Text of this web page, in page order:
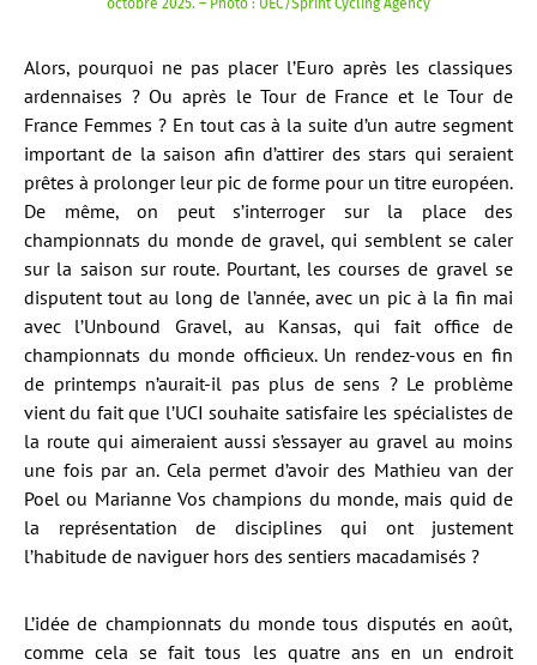
octobre 2025. – Photo : UEC/Sprint Cycling Agency
Alors, pourquoi ne pas placer l’Euro après les classiques
ardennaises ? Ou après le Tour de France et le Tour de
France Femmes ? En tout cas à la suite d’un autre segment
important de la saison afin d’attirer des stars qui seraient
prêtes à prolonger leur pic de forme pour un titre européen.
De même, on peut s’interroger sur la place des
championnats du monde de gravel, qui semblent se caler
sur la saison sur route. Pourtant, les courses de gravel se
disputent tout au long de l’année, avec un pic à la fin mai
avec l’Unbound Gravel, au Kansas, qui fait office de
championnats du monde officieux. Un rendez-vous en fin
de printemps n’aurait-il pas plus de sens ? Le problème
vient du fait que l’UCI souhaite satisfaire les spécialistes de
la route qui aimeraient aussi s’essayer au gravel au moins
une fois par an. Cela permet d’avoir des Mathieu van der
Poel ou Marianne Vos champions du monde, mais quid de
la représentation de disciplines qui ont justement
l’habitude de naviguer hors des sentiers macadamisés ?
L’idée de championnats du monde tous disputés en août,
comme cela se fait tous les quatre ans en un endroit